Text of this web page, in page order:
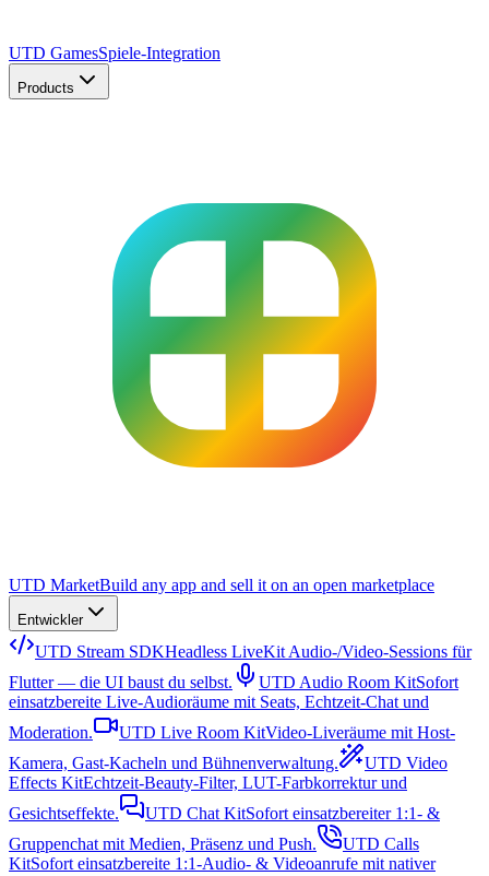
UTD GamesSpiele-Integration
Products
UTD MarketBuild any app and sell it on an open marketplace
Entwickler
UTD Stream SDKHeadless LiveKit Audio-/Video-Sessions für
Flutter — die UI baust du selbst.
UTD Audio Room KitSofort
einsatzbereite Live-Audioräume mit Seats, Echtzeit-Chat und
Moderation.
UTD Live Room KitVideo-Liveräume mit Host-
Kamera, Gast-Kacheln und Bühnenverwaltung.
UTD Video
Effects KitEchtzeit-Beauty-Filter, LUT-Farbkorrektur und
Gesichtseffekte.
UTD Chat KitSofort einsatzbereiter 1:1- &
Gruppenchat mit Medien, Präsenz und Push.
UTD Calls
KitSofort einsatzbereite 1:1-Audio- & Videoanrufe mit nativer